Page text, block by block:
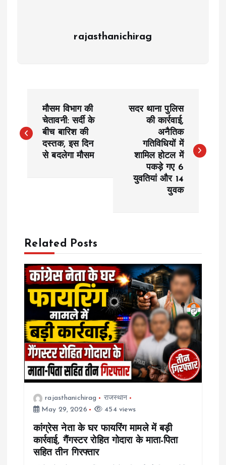
rajasthanichirag
o
v
g
a
t
मौसम विभाग की
चेतावनी: सर्दी के
बीच बारिश की
दस्तक, इस दिन
से बदलेगा मौसम
सदर थाना पुलिस
की कार्रवाई,
अनैतिक
गतिविधियों में
शामिल होटल में
पकड़े गए 6
युवतियां और 14
युवक
Related Posts
rajasthanichirag
राजस्थान
May 29, 2026
454 views
कांग्रेस नेता के घर फायरिंग मामले में बड़ी
कार्रवाई, गैंगस्टर रोहित गोदारा के माता-पिता
सहित तीन गिरफ्तार